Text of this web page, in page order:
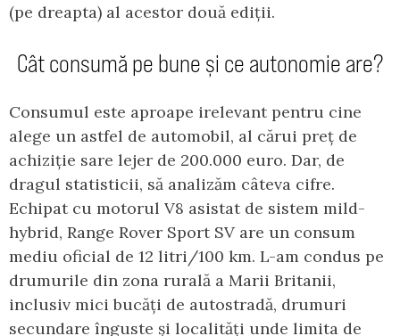
(pe dreapta) al acestor două ediții.
Cât consumă pe bune și ce autonomie are?
Consumul este aproape irelevant pentru cine
alege un astfel de automobil, al cărui preț de
achiziție sare lejer de 200.000 euro. Dar, de
dragul statisticii, să analizăm câteva cifre.
Echipat cu motorul V8 asistat de sistem mild-
hybrid, Range Rover Sport SV are un consum
mediu oficial de 12 litri/100 km. L-am condus pe
drumurile din zona rurală a Marii Britanii,
inclusiv mici bucăți de autostradă, drumuri
secundare înguste și localități unde limita de